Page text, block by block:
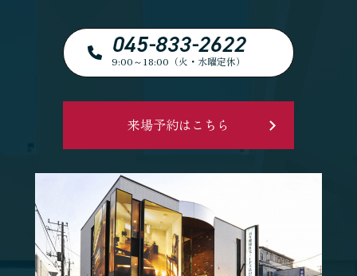
045-833-2622
9:00～18:00（火・水曜定休）
来場予約はこちら